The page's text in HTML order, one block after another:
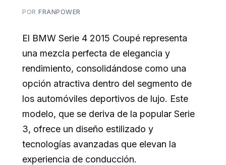
PORFRANPOWER
El BMW Serie 4 2015 Coupé representa
una mezcla perfecta de elegancia y
rendimiento, consolidándose como una
opción atractiva dentro del segmento de
los automóviles deportivos de lujo. Este
modelo, que se deriva de la popular Serie
3, ofrece un diseño estilizado y
tecnologías avanzadas que elevan la
experiencia de conducción.